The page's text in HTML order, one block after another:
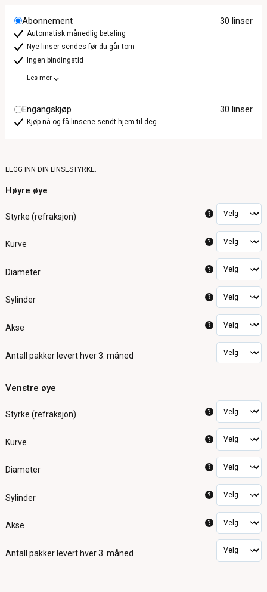
Abonnement 30 linser
Automatisk månedlig betaling
Nye linser sendes før du går tom
Ingen bindingstid
Les mer
Engangskjøp 30 linser
Kjøp nå og få linsene sendt hjem til deg
LEGG INN DIN LINSESTYRKE:
Høyre øye
Styrke (refraksjon) ?
Kurve ?
Diameter ?
Sylinder ?
Akse ?
Antall pakker levert hver 3. måned
Venstre øye
Styrke (refraksjon) ?
Kurve ?
Diameter ?
Sylinder ?
Akse ?
Antall pakker levert hver 3. måned